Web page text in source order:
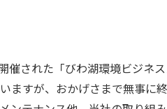
された「びわ湖環境ビジネ
すが、おかげさまで無事に